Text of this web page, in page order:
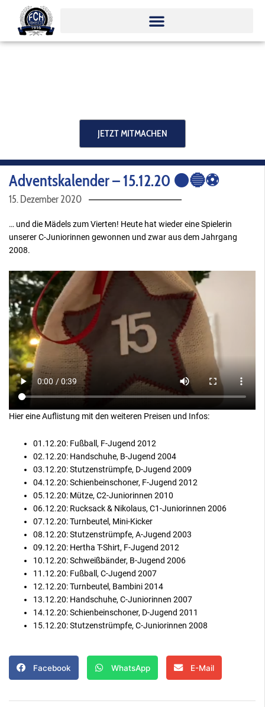
Inhalt
springen
JETZT MITMACHEN
Adventskalender – 15.12.20 ⚫️🔵⚽️
15. Dezember 2020
… und die Mädels zum Vierten! Heute hat wieder eine Spielerin
unserer C-Juniorinnen gewonnen und zwar aus dem Jahrgang
2008.
Hier eine Auflistung mit den weiteren Preisen und Infos:
01.12.20: Fußball, F-Jugend 2012
02.12.20: Handschuhe, B-Jugend 2004
03.12.20: Stutzenstrümpfe, D-Jugend 2009
04.12.20: Schienbeinschoner, F-Jugend 2012
05.12.20: Mütze, C2-Juniorinnen 2010
06.12.20: Rucksack & Nikolaus, C1-Juniorinnen 2006
07.12.20: Turnbeutel, Mini-Kicker
08.12.20: Stutzenstrümpfe, A-Jugend 2003
09.12.20: Hertha T-Shirt, F-Jugend 2012
10.12.20: Schweißbänder, B-Jugend 2006
11.12.20: Fußball, C-Jugend 2007
12.12.20: Turnbeutel, Bambini 2014
13.12.20: Handschuhe, C-Juniorinnen 2007
14.12.20: Schienbeinschoner, D-Jugend 2011
15.12.20: Stutzenstrümpfe, C-Juniorinnen 2008
Facebook WhatsApp E-Mail